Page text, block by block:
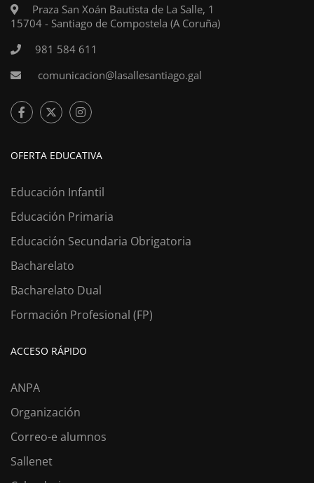
Praza San Xoán Bautista de La Salle, 1
15704 - Santiago de Compostela (A Coruña)
981 584 611
comunicacion@lasallesantiago.gal
OFERTA EDUCATIVA
Educación Infantil
Educación Primaria
Educación Secundaria Obrigatoria
Bacharelato
Bacharelato Dual
Formación Profesional (FP)
ACCESO RÁPIDO
ANPA
Organización
Correo-e alumnos
Sallenet